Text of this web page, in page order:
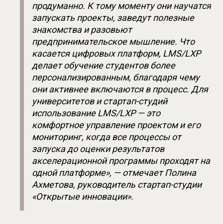
продуманно. К тому моменту они научатся
запускать проекты, заведут полезные
знакомства и разовьют
предпринимательское мышление. Что
касается цифровых платформ, LMS/LXP
делает обучение студентов более
персонализированным, благодаря чему
они активнее включаются в процесс. Для
университетов и стартап-студий
использование LMS/LXP — это
комфортное управление проектом и его
мониторинг, когда все процессы от
запуска до оценки результатов
акселерационной программы проходят на
одной платформе», — отмечает Полина
Ахметова, руководитель стартап-студии
«Открытые инновации».